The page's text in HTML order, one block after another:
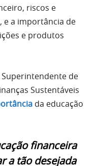
riscos e
a importância de
e produtos
de
Sustentáveis
da educação
financeira
a tão desejada